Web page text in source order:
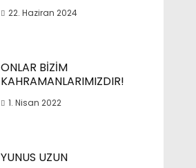
22. Haziran 2024
ONLAR BİZİM
KAHRAMANLARIMIZDIR!
1. Nisan 2022
YUNUS UZUN